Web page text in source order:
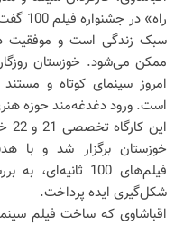
راه»
سبک زندگی است و موفقیت
ممکن می‌شود. خوزستان
امروز سینمای کوتاه و
است. ورود دغدغه‌مند حوزه
خوزستان برگزار شد و با
فیلم‌های 100
شکل‌گیری ایده پرداخت.
اقباشاوی که ساخت فیلم